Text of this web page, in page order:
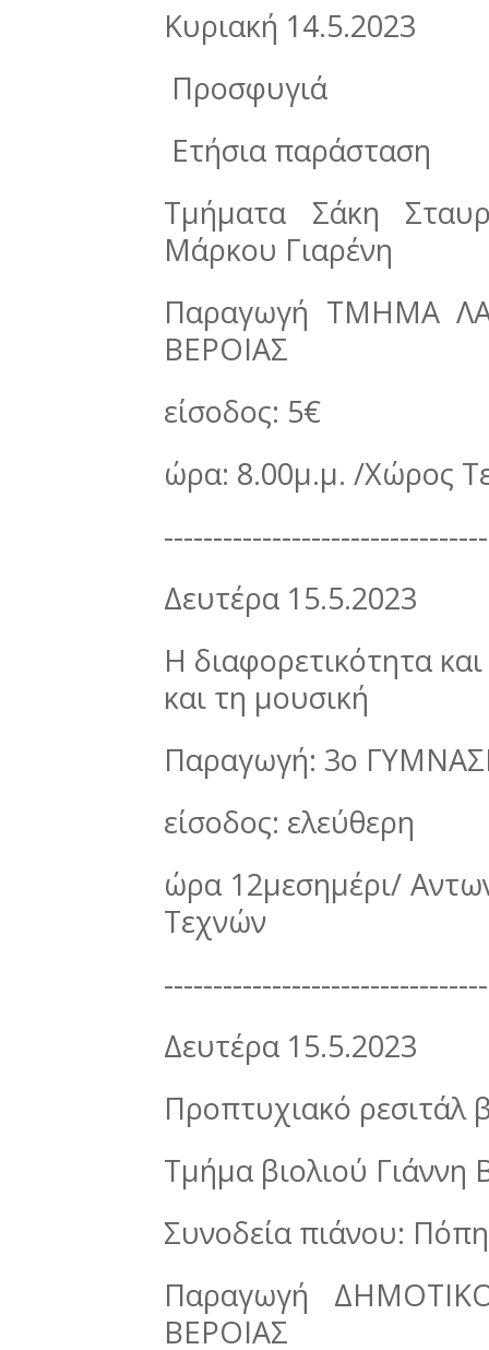
Κυριακή 14.5.2023
Προσφυγιά
Ετήσια παράσταση
Τμήματα Σάκη
Μάρκου Γιαρένη
Παραγωγή ΤΜΗΜΑ
ΒΕΡΟΙΑΣ
είσοδος: 5€
ώρα: 8.00μ.μ. /Χώρος
Δευτέρα 15.5.2023
Η διαφορετικότητα
και τη μουσική
Παραγωγή: 3o
είσοδος: ελεύθερη
ώρα 12μεσημέρι/
Τεχνών
Δευτέρα 15.5.2023
Προπτυχιακό ρεσιτάλ
Τμήμα βιολιού Γιάννη
Συνοδεία πιάνου:
Παραγωγή
ΒΕΡΟΙΑΣ